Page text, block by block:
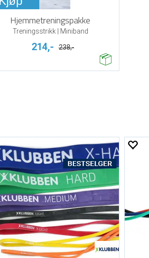
Hjemmetreningspakke
Treningsstrikk | Miniband
214,- 238,-